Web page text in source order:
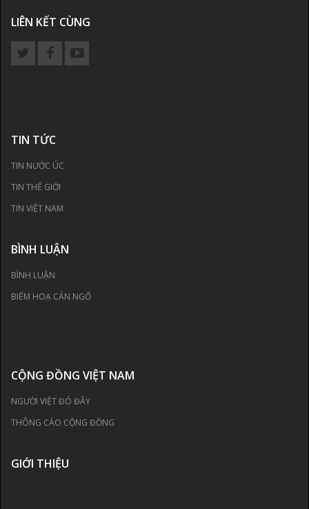
LIÊN KẾT CÙNG
TIN TỨC
TIN NƯỚC ÚC
TIN THẾ GIỚI
TIN VIỆT NAM
BÌNH LUẬN
BÌNH LUẬN
BIẾM HOẠ CÁN NGỐ
CỘNG ĐỒNG VIỆT NAM
NGƯỜI VIỆT ĐÓ ĐÂY
THÔNG CÁO CỘNG ĐỒNG
GIỚI THIỆU